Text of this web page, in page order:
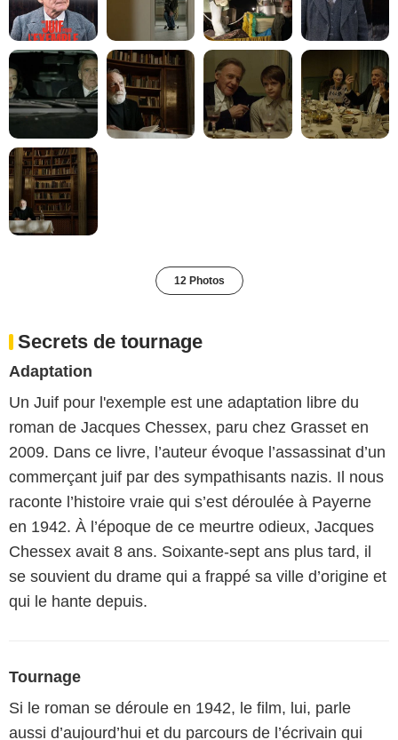
12 Photos
Secrets de tournage
Adaptation
Un Juif pour l'exemple est une adaptation libre du
roman de Jacques Chessex, paru chez Grasset en
2009. Dans ce livre, l’auteur évoque l’assassinat d’un
commerçant juif par des sympathisants nazis. Il nous
raconte l’histoire vraie qui s’est déroulée à Payerne
en 1942. À l’époque de ce meurtre odieux, Jacques
Chessex avait 8 ans. Soixante-sept ans plus tard, il
se souvient du drame qui a frappé sa ville d’origine et
qui le hante depuis.
Tournage
Si le roman se déroule en 1942, le film, lui, parle
aussi d’aujourd’hui et du parcours de l’écrivain qui